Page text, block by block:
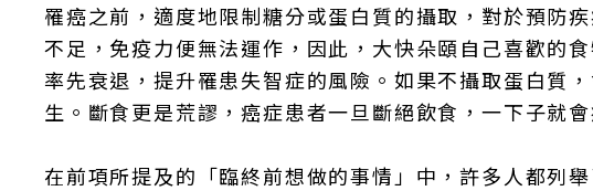
罹癌之前，適度地限制糖分或蛋白質的攝取，對於預防
不足，免疫力便無法運作，因此，大快朵頤自己喜歡的
率先衰退，提升罹患失智症的風險。如果不攝取蛋白質
生。斷食更是荒謬，癌症患者一旦斷絕飲食，一下子就會
在前項所提及的「臨終前想做的事情」中，許多人都列舉